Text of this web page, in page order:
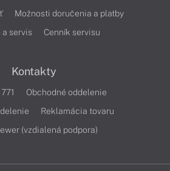
Možnosti doručenia a platby
a servis
Cenník servisu
Kontakty
Obchodné oddelenie
Reklamácia tovaru
(vzdialená podpora)